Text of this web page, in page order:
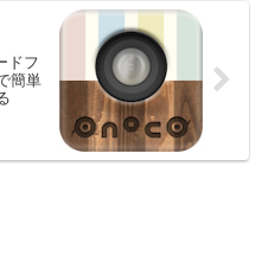
ドフ
簡単